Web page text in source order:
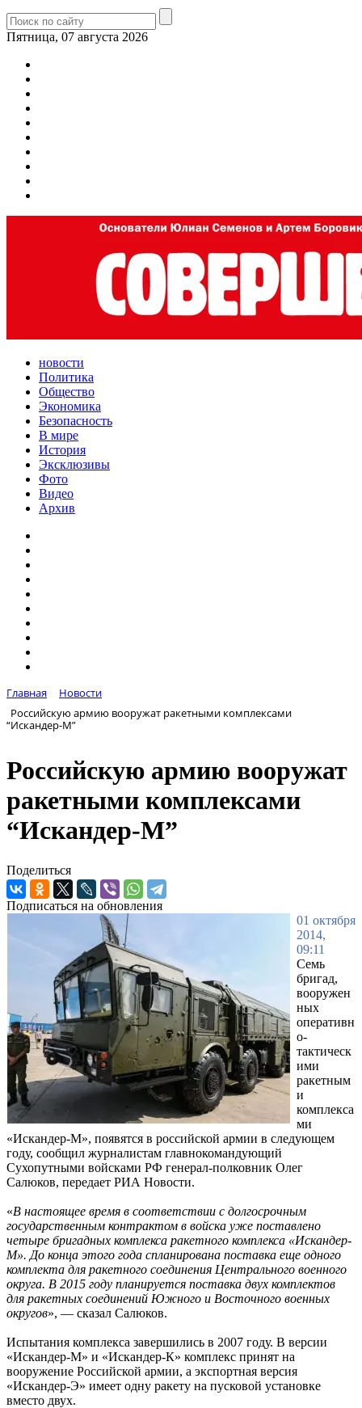
Пятница, 07 августа 2026
новости
Политика
Общество
Экономика
Безопасность
В мире
История
Эксклюзивы
Фото
Видео
Архив
Главная
Новости
Российскую армию вооружат ракетными комплексами
“Искандер-М”
Российскую армию вооружат
ракетными комплексами
“Искандер-М”
Поделиться
Подписаться на обновления
01 октября
2014,
09:11
Семь
бригад,
вооружен
ных
оперативн
о-
тактическ
ими
ракетным
и
комплекса
ми
«Искандер-М», появятся в российской армии в следующем
году, сообщил журналистам главнокомандующий
Сухопутными войсками РФ генерал-полковник Олег
Салюков, передает РИА Новости.
«В настоящее время в соответствии с долгосрочным
государственным контрактом в войска уже поставлено
четыре бригадных комплекса ракетного комплекса «Искандер-
М». До конца этого года спланирована поставка еще одного
комплекта для ракетного соединения Центрального военного
округа. В 2015 году планируется поставка двух комплектов
для ракетных соединений Южного и Восточного военных
округов», — сказал Салюков.
Испытания комплекса завершились в 2007 году. В версии
«Искандер-М» и «Искандер-К» комплекс принят на
вооружение Российской армии, а экспортная версия
«Искандер-Э» имеет одну ракету на пусковой установке
вместо двух.